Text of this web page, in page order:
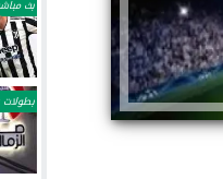
بث
بطولات